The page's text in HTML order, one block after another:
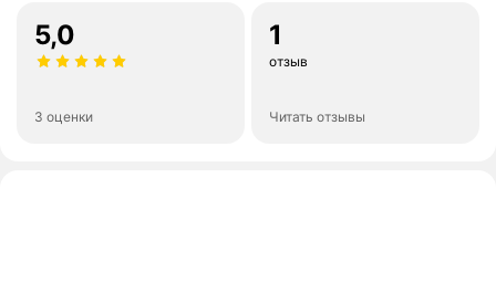
зарядное устройство
5,0
3 оценки
1
отзыв
Читать отзывы